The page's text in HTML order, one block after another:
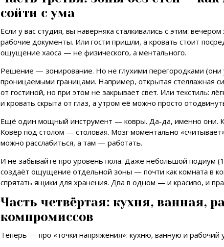
сойти с ума
Если у вас студия, вы наверняка сталкивались с этим:
рабочие документы. Или гости пришли, а кровать стоит
ощущение хаоса — не физического, а ментального.
Решение — зонирование. Но не глухими перегородками (они
проницаемыми границами. Например, открытая стеллажная
от гостиной, но при этом не закрывает свет. Или текстиль:
и кровать скрыта от глаз, а утром её можно просто
Ещё один мощный инструмент — ковры. Да-да, именно они.
Ковёр под столом — столовая. Мозг моментально
можно расслабиться, а там — работать.
И не забывайте про уровень пола. Даже небольшой подиум
создаёт ощущение отдельной зоны — почти как комната в
спрятать ящики для хранения. Два в одном — и красиво, и
Часть четвёртая: кухня, ванная,
компромиссов
Теперь — про «точки напряжения»: кухню, ванную и рабочий